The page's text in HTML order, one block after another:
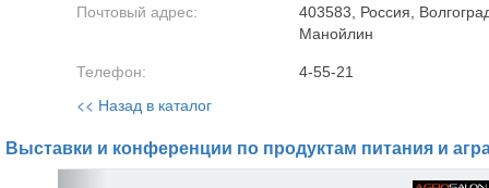
Почтовый адрес:
403583, Россия,
Манойлин
Телефон: 4-55-21
<< Назад в каталог
Выставки и конференции по продуктам питания и